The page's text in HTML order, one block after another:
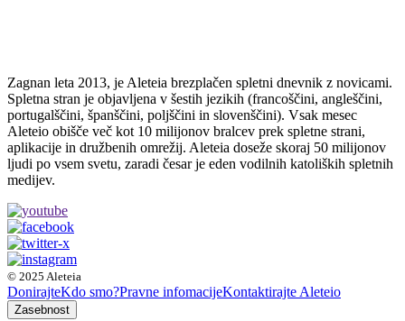
Zagnan leta 2013, je Aleteia brezplačen spletni dnevnik z novicami.
Spletna stran je objavljena v šestih jezikih (francoščini, angleščini,
portugalščini, španščini, poljščini in slovenščini). Vsak mesec
Aleteio obišče več kot 10 milijonov bralcev prek spletne strani,
aplikacije in družbenih omrežij. Aleteia doseže skoraj 50 milijonov
ljudi po vsem svetu, zaradi česar je eden vodilnih katoliških spletnih
medijev.
© 2025 Aleteia
DonirajteKdo smo?Pravne infomacijeKontaktirajte Aleteio
Zasebnost